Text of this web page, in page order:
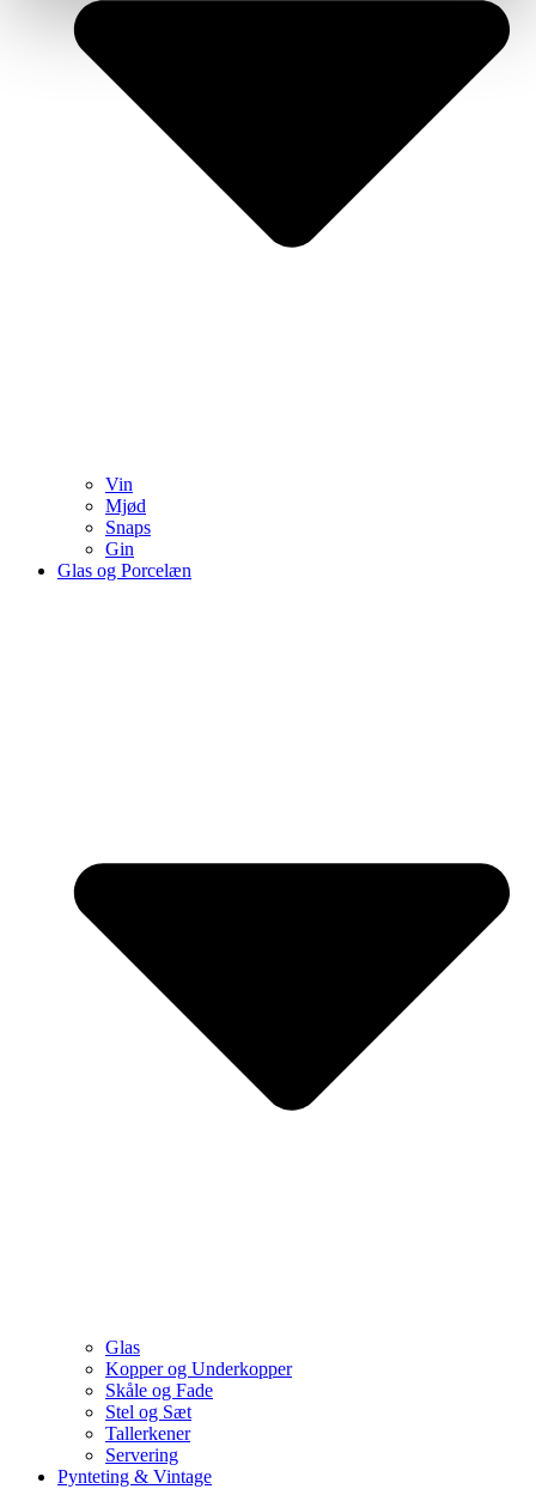
Vin
Mjød
Snaps
Gin
Glas og Porcelæn
Glas
Kopper og Underkopper
Skåle og Fade
Stel og Sæt
Tallerkener
Servering
Pynteting & Vintage